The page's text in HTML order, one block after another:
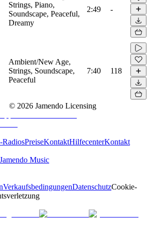
Strings, Piano,
Soundscape, Peaceful,
Dreamy
2:49 -
Ambient/New Age,
Strings, Soundscape,
Peaceful
7:40 118
© 2026 Jamendo Licensing
RadiosPreiseKontaktHilfecenterKontakt
Jamendo Music
VerkaufsbedingungenDatenschutzCookie-